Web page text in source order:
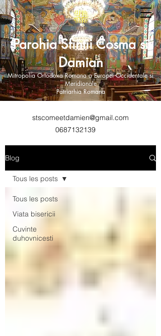
Parohia Sfintii Cosma si
Damian
Mitropolia Ortodoxa Romana a Europei Occidentale si
Meridionale
Patriarhia Romana
stscomeetdamien@gmail.com
0687132139
Blog
Tous les posts
Viata bisericii
Cuvinte
duhovnicesti
Tous les posts